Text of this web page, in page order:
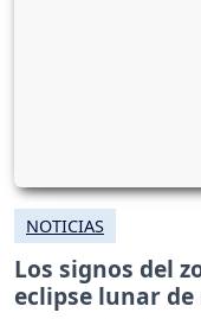
NOTICIAS
Los signos del
eclipse lunar de